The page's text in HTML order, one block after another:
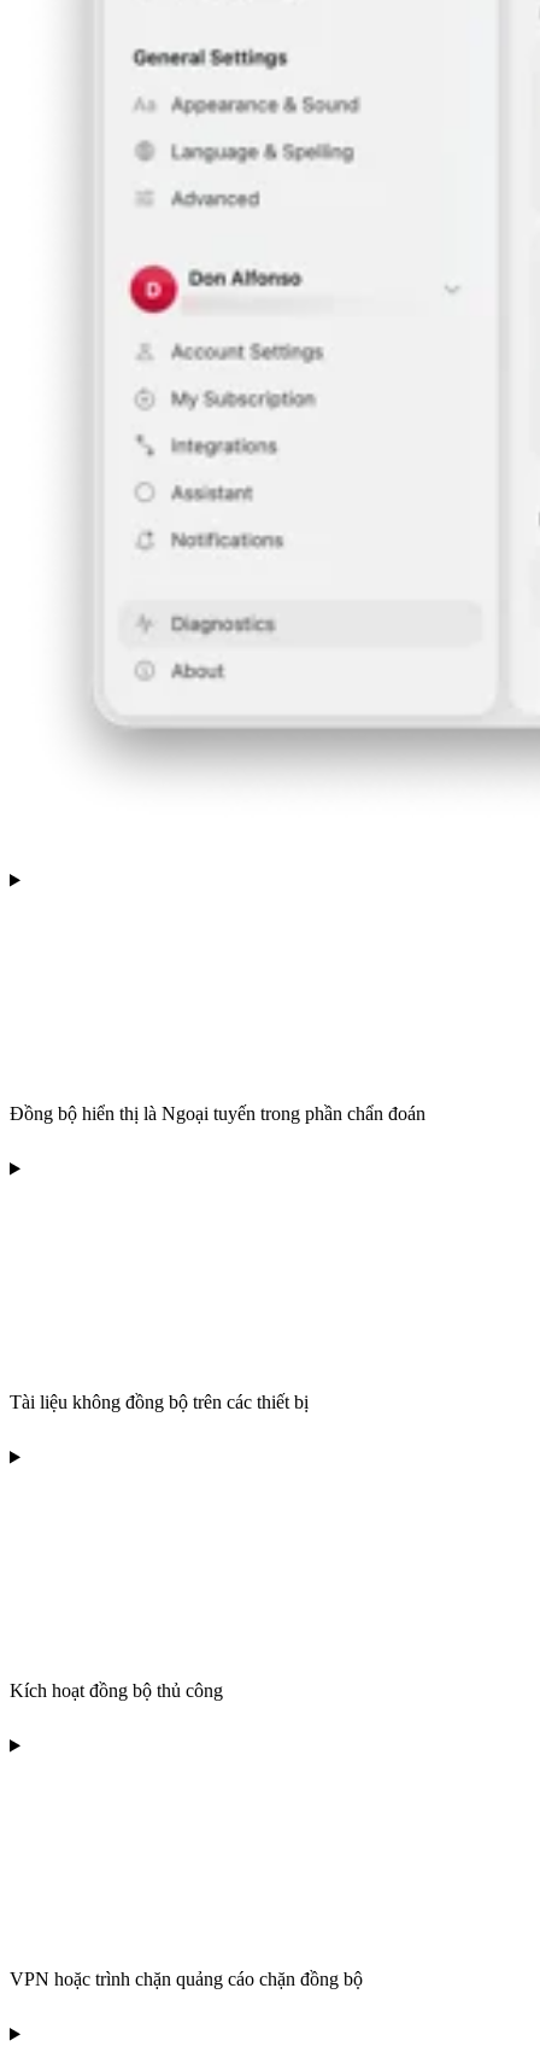
Đồng bộ hiển thị là Ngoại tuyến trong phần chẩn đoán
Tài liệu không đồng bộ trên các thiết bị
Kích hoạt đồng bộ thủ công
VPN hoặc trình chặn quảng cáo chặn đồng bộ